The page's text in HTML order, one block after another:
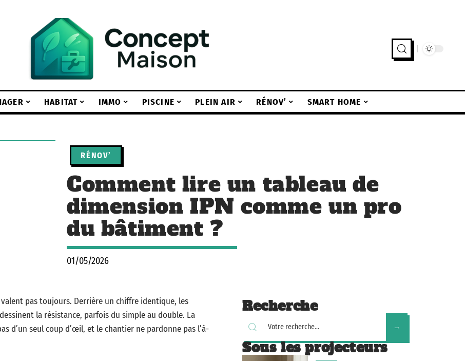
HABITAT IMMO PISCINE PLEIN AIR RÉNOV’ SMART HOME
RÉNOV’
Comment lire un tableau de
dimension IPN comme un pro
du bâtiment ?
01/05/2026
pas toujours. Derrière un chiffre identique, les
la résistance, parfois du simple au double. La
d’un seul coup d’œil, et le chantier ne pardonne pas l’à-
Recherche
Sous les projecteurs